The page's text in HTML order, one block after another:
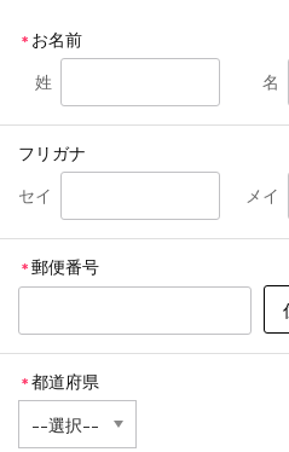
＊ お名前
姓 名
フリガナ
セイ メイ
＊ 郵便番号
＊ 都道府県